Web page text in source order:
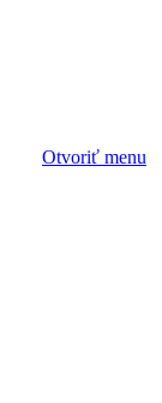
Otvoriť menu